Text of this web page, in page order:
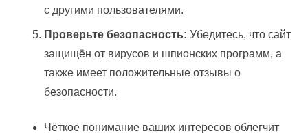
с другими пользователями.
Проверьте безопасность: Убедитесь, что сайт
защищён от вирусов и шпионских программ, а
также имеет положительные отзывы о
безопасности.
Чёткое понимание ваших интересов облегчит